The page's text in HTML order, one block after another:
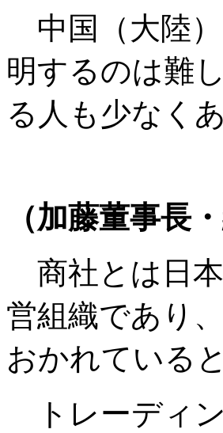
中国（大陸
明するのは難
る人も少なく
（加藤董事長
商社とは日
営組織であり
おかれている
トレーディ